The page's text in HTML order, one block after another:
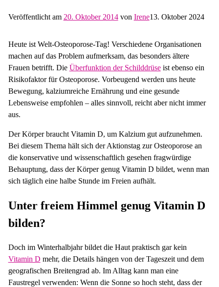
Veröffentlicht am 20. Oktober 2014 von Irene13. Oktober 2024
Heute ist Welt-Osteoporose-Tag! Verschiedene Organisationen
machen auf das Problem aufmerksam, das besonders ältere
Frauen betrifft. Die Überfunktion der Schilddrüseist ebenso ein
Risikofaktor für Osteoporose. Vorbeugend werden uns heute
Bewegung, kalziumreiche Ernährung und eine gesunde
Lebensweise empfohlen – alles sinnvoll, reicht aber nicht immer
aus.
Der Körper braucht Vitamin D, um Kalzium gut aufzunehmen.
Bei diesem Thema hält sich der Aktionstag zur Osteoporose an
die konservative und wissenschaftlich gesehen fragwürdige
Behauptung, dass der Körper genug Vitamin D bildet, wenn man
sich täglich eine halbe Stunde im Freien aufhält.
Unter freiem Himmel genug Vitamin D
bilden?
Doch im Winterhalbjahr bildet die Haut praktisch gar kein
Vitamin D mehr, die Details hängen von der Tageszeit und dem
geografischen Breitengrad ab. Im Alltag kann man eine
Faustregel verwenden: Wenn die Sonne so hoch steht, dass der